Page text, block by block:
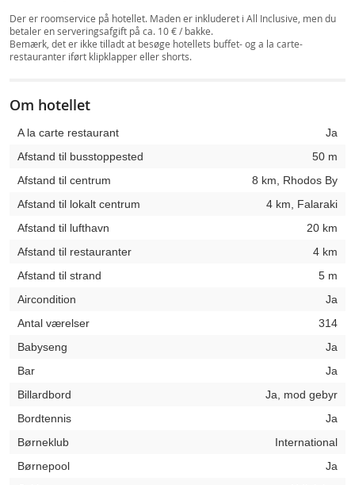
Der er roomservice på hotellet. Maden er inkluderet i All Inclusive, men du
betaler en serveringsafgift på ca. 10 € / bakke.
Bemærk, det er ikke tilladt at besøge hotellets buffet- og a la carte-
restauranter iført klipklapper eller shorts.
Om hotellet
A la carte restaurant
Ja
Afstand til busstoppested
50 m
Afstand til centrum
8 km, Rhodos By
Afstand til lokalt centrum
4 km, Falaraki
Afstand til lufthavn
20 km
Afstand til restauranter
4 km
Afstand til strand
5 m
Aircondition
Ja
Antal værelser
314
Babyseng
Ja
Bar
Ja
Billardbord
Ja, mod gebyr
Bordtennis
Ja
Børneklub
International
Børnepool
Ja